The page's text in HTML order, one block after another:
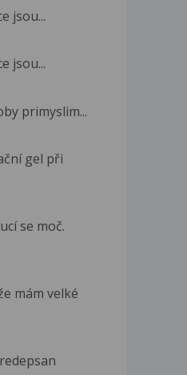
jsou...
jsou...
primyslim...
gel při
se moč.
mám velké